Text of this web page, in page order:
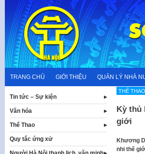
content
TRANG CHỦ GIỚI THIỆU QUẢN LÝ NHÀ
THỂ
Kỳ thủ
giới
Khương
nhi thế
Tin tức – Sự kiện
Văn hóa
Thể Thao
Quy tắc ứng xử